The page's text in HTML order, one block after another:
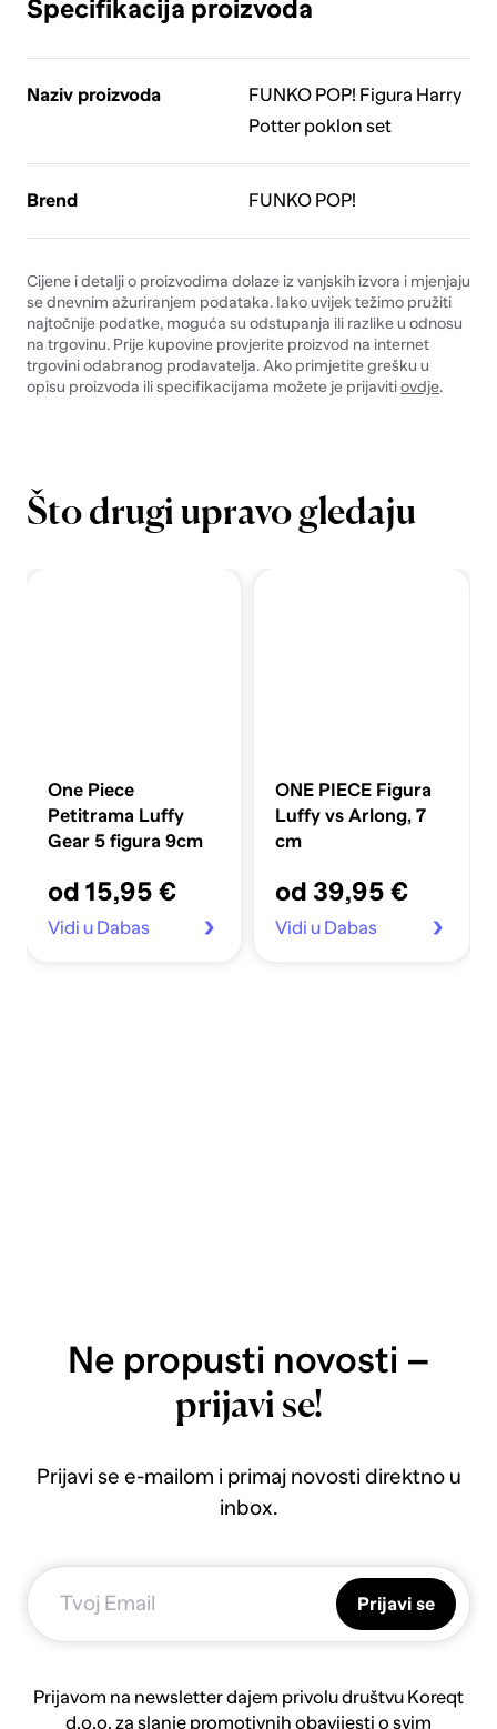
Specifikacija proizvoda
Naziv proizvoda
FUNKO POP! Figura Harry
Potter poklon set
Brend FUNKO POP!
Cijene i detalji o proizvodima dolaze iz vanjskih izvora i mjenjaju
se dnevnim ažuriranjem podataka. Iako uvijek težimo pružiti
najtočnije podatke, moguća su odstupanja ili razlike u odnosu
na trgovinu. Prije kupovine provjerite proizvod na internet
trgovini odabranog prodavatelja. Ako primjetite grešku u
opisu proizvoda ili specifikacijama možete je prijavitiovdje.
Što drugi upravo gledaju
One Piece
Petitrama Luffy
Gear 5 figura 9cm
od 15,95 €
Vidi u Dabas
ONE PIECE Figura
Luffy vs Arlong, 7
cm
od 39,95 €
Vidi u Dabas
Ne propusti novosti –
prijavi se!
Prijavi se e-mailom i primaj novosti direktno u
inbox.
Prijavi se
Prijavom na newsletter dajem privolu društvu Koreqt
d.o.o. za slanje promotivnih obavijesti o svim